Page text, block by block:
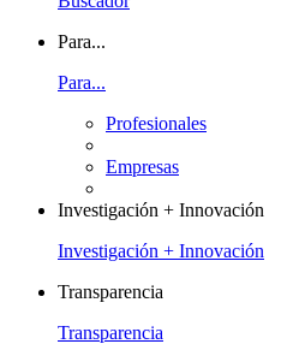
Para...
Para...
Profesionales
Empresas
Investigación + Innovación
Investigación + Innovación
Transparencia
Transparencia